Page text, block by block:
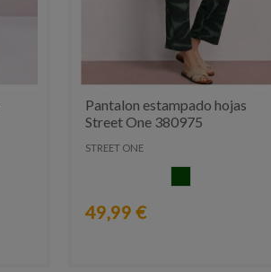
Pantalon estampado hojas
Street One 380975
STREET ONE
49,99 €